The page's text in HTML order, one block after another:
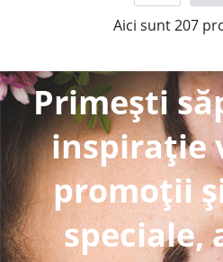
Aici sunt207
Primești
inspirație
promoții
speciale,